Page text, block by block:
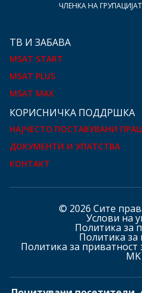
ЧЛЕНКА НА
ТВ И ЗАБАВА
MSAT START
MSAT PLUS
MSAT MAX
КOРИСНИЧКА ПОДДРШКА
НАЈЧЕСТО ПОСТАВУВАНИ
ДОКУМЕНТИ И УПАТСТВА
КОНТАКТ
© 2026 Сите
Услови на
Политика за
Политика за
Политика за приватност
MK